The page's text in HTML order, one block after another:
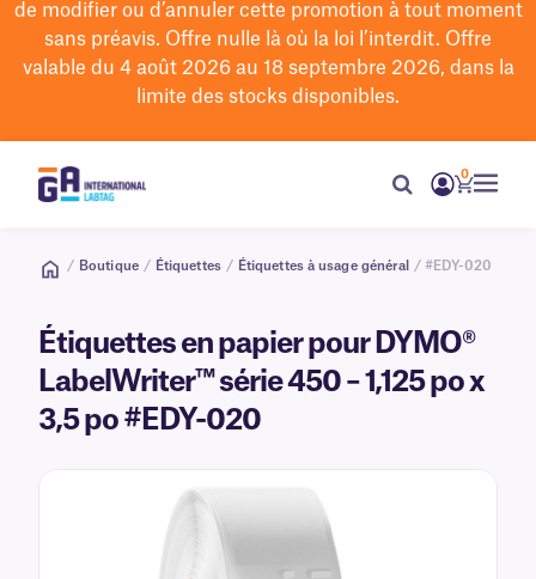
de modifierou d’annuler cette promotion à tout moment
sans préavis. Offre nulle là où la loi l’interdit. Offre
valable du 4 août 2026 au 18 septembre 2026, dans la
limite des stocks disponibles.
0
/ Boutique / Étiquettes / Étiquettes à usage général / #EDY-020
Étiquettes en papier pour DYMO®
LabelWriter™ série 450 – 1,125 po x
3,5 po #EDY-020